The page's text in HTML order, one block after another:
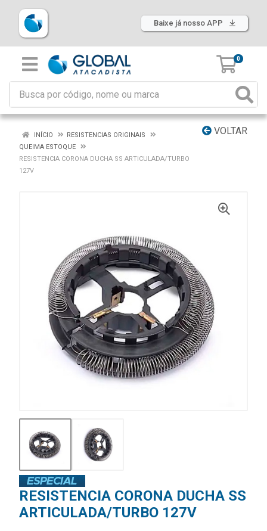
Baixe já nosso APP
0
VOLTAR
INÍCIO
RESISTENCIAS ORIGINAIS
QUEIMA ESTOQUE
RESISTENCIA CORONA DUCHA SS ARTICULADA/TURBO
127V
RESISTENCIA CORONA DUCHA SS
ARTICULADA/TURBO 127V